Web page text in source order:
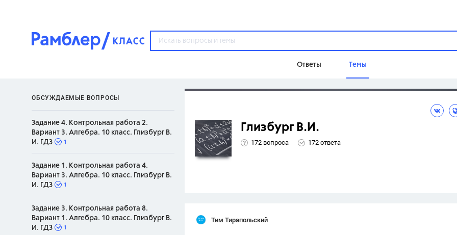
Ответы Темы
67571 ответ
ФИПИ
ответов
ОБСУЖДАЕМЫЕ ВОПРОСЫ
Задание 4. Контрольная работа 2.
Вариант 3. Алгебра. 10 класс. Глизбург В.
И. ГДЗ
1
Задание 1. Контрольная работа 4.
Вариант 3. Алгебра. 10 класс. Глизбург В.
И. ГДЗ
1
Задание 3. Контрольная работа 8.
Вариант 1. Алгебра. 10 класс. Глизбург В.
И. ГДЗ
1
Глизбург В.И.
172 вопроса 172 ответа
Тим Тирапольский